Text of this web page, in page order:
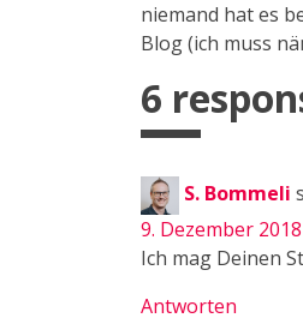
niemand hat es
Blog (ich muss
6
S. Bommeli
9. Dezember
Ich mag Deinen
Antworten